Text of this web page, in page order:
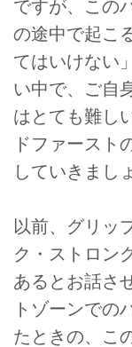
ですが、この
の途中で起こ
てはいけない
い中で、ご自
はとても難し
ドファースト
していきまし
以前、グリッ
ク・ストロン
あるとお話さ
トゾーンでの
たときの、こ